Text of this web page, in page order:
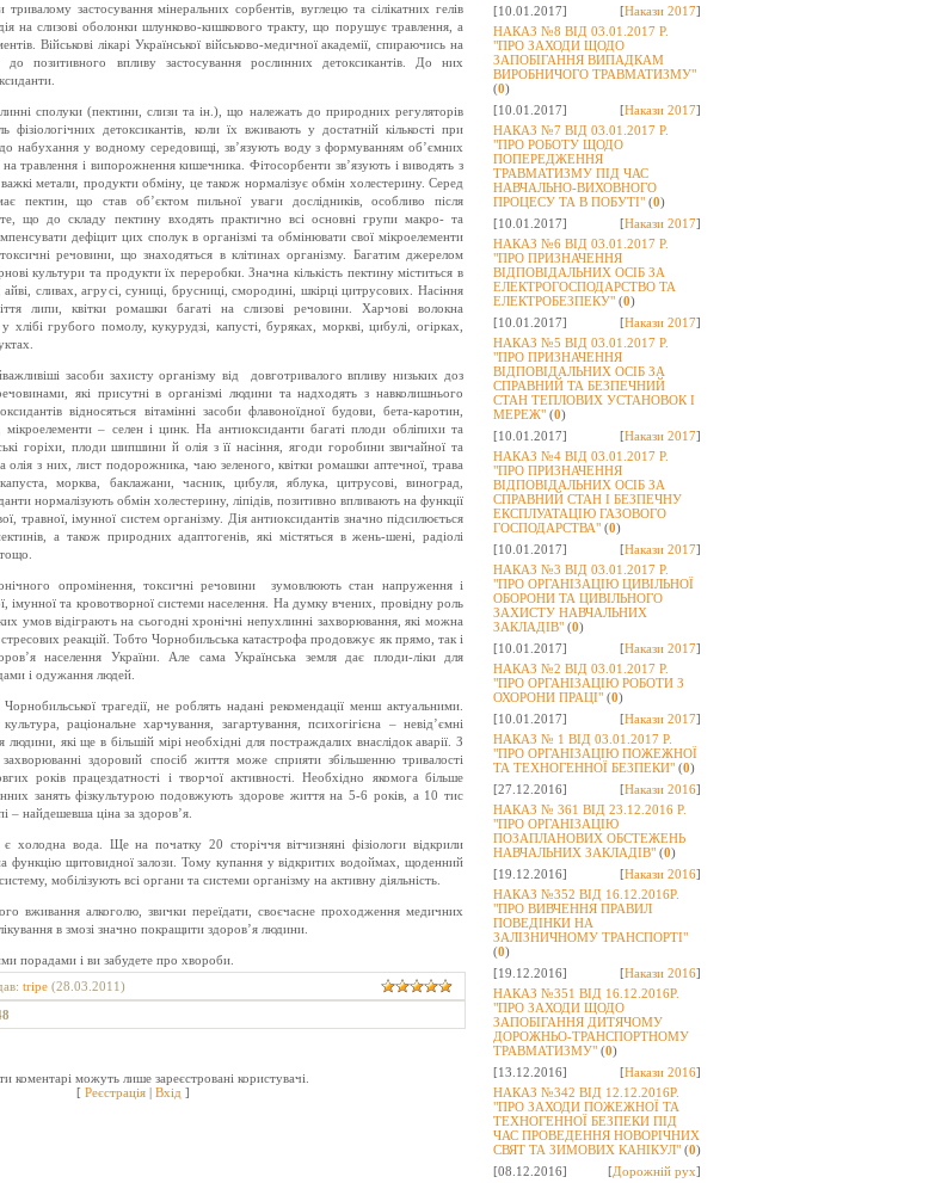
[10.01.2017]
[Накази 2017]
НАКАЗ №8 ВІД 03.01.2017 Р.
"ПРО ЗАХОДИ ЩОДО
ЗАПОБІГАННЯ ВИПАДКАМ
ВИРОБНИЧОГО ТРАВМАТИЗМУ"
(0)
[10.01.2017]
[Накази 2017]
НАКАЗ №7 ВІД 03.01.2017 Р.
"ПРО РОБОТУ ЩОДО
ПОПЕРЕДЖЕННЯ
ТРАВМАТИЗМУ ПІД ЧАС
НАВЧАЛЬНО-ВИХОВНОГО
ПРОЦЕСУ ТА В ПОБУТІ" (0)
[10.01.2017]
[Накази 2017]
НАКАЗ №6 ВІД 03.01.2017 Р.
"ПРО ПРИЗНАЧЕННЯ
ВІДПОВІДАЛЬНИХ ОСІБ ЗА
ЕЛЕКТРОГОСПОДАРСТВО ТА
ЕЛЕКТРОБЕЗПЕКУ" (0)
[10.01.2017]
[Накази 2017]
НАКАЗ №5 ВІД 03.01.2017 Р.
"ПРО ПРИЗНАЧЕННЯ
ВІДПОВІДАЛЬНИХ ОСІБ ЗА
СПРАВНИЙ ТА БЕЗПЕЧНИЙ
СТАН ТЕПЛОВИХ УСТАНОВОК І
МЕРЕЖ" (0)
[10.01.2017]
[Накази 2017]
НАКАЗ №4 ВІД 03.01.2017 Р.
"ПРО ПРИЗНАЧЕННЯ
ВІДПОВІДАЛЬНИХ ОСІБ ЗА
СПРАВНИЙ СТАН І БЕЗПЕЧНУ
ЕКСПЛУАТАЦІЮ ГАЗОВОГО
ГОСПОДАРСТВА" (0)
[10.01.2017]
[Накази 2017]
НАКАЗ №3 ВІД 03.01.2017 Р.
"ПРО ОРГАНІЗАЦІЮ ЦИВІЛЬНОЇ
ОБОРОНИ ТА ЦИВІЛЬНОГО
ЗАХИСТУ НАВЧАЛЬНИХ
ЗАКЛАДІВ" (0)
[10.01.2017]
[Накази 2017]
НАКАЗ №2 ВІД 03.01.2017 Р.
"ПРО ОРГАНІЗАЦІЮ РОБОТИ З
ОХОРОНИ ПРАЦІ" (0)
[10.01.2017]
[Накази 2017]
НАКАЗ № 1 ВІД 03.01.2017 Р.
"ПРО ОРГАНІЗАЦІЮ ПОЖЕЖНОЇ
ТА ТЕХНОГЕННОЇ БЕЗПЕКИ" (0)
[27.12.2016]
[Накази 2016]
НАКАЗ № 361 ВІД 23.12.2016 Р.
"ПРО ОРГАНІЗАЦІЮ
ПОЗАПЛАНОВИХ ОБСТЕЖЕНЬ
НАВЧАЛЬНИХ ЗАКЛАДІВ" (0)
[19.12.2016]
[Накази 2016]
НАКАЗ №352 ВІД 16.12.2016Р.
"ПРО ВИВЧЕННЯ ПРАВИЛ
ПОВЕДІНКИ НА
ЗАЛІЗНИЧНОМУ ТРАНСПОРТІ"
(0)
[19.12.2016]
[Накази 2016]
НАКАЗ №351 ВІД 16.12.2016Р.
"ПРО ЗАХОДИ ЩОДО
ЗАПОБІГАННЯ ДИТЯЧОМУ
ДОРОЖНЬО-ТРАНСПОРТНОМУ
ТРАВМАТИЗМУ" (0)
[13.12.2016]
[Накази 2016]
НАКАЗ №342 ВІД 12.12.2016Р.
"ПРО ЗАХОДИ ПОЖЕЖНОЇ ТА
ТЕХНОГЕННОЇ БЕЗПЕКИ ПІД
ЧАС ПРОВЕДЕННЯ НОВОРІЧНИХ
СВЯТ ТА ЗИМОВИХ КАНІКУЛ" (0)
[08.12.2016]
[Дорожній рух]
тривалому застосування мінеральних сорбентів, вуглецю та сілікатних гелів
на слизові оболонки шлунково-кишкового тракту, що порушує травлення, а
Військові лікарі Української військово-медичної академії, спираючись на
до позитивного впливу застосування рослинних детоксикантів. До них
сполуки (пектини, слизи та ін.), що належать до природних регуляторів
детоксикантів, коли їх вживають у достатній кількості при
набухання у водному середовищі, зв’язують воду з формуванням об’ємних
травлення і випорожнення кишечника. Фітосорбенти зв’язують і виводять з
метали, продукти обміну, це також нормалізує обмін холестерину. Серед
пектин, що став об’єктом пильної уваги дослідників, особливо після
те, що до складу пектину входять практично всі основні групи макро- та
дефіцит цих сполук в організмі та обмінювати свої мікроелементи
речовини, що знаходяться в клітинах організму. Багатим джерелом
культури та продукти їх переробки. Значна кількість пектину міститься в
сливах, агрусі, суниці, брусниці, смородині, шкірці цитрусових. Насіння
липи, квітки ромашки багаті на слизові речовини. Харчові волокна
хлібі грубого помолу, кукурудзі, капусті, буряках, моркві, цибулі, огірках,
засоби захисту організму від
довготривалого впливу низьких доз
які присутні в організмі людини та надходять з навколишнього
відносяться вітамінні засоби флавоноїдної будови, бета-каротин,
мікроелементи – селен і цинк. На антиоксиданти багаті плоди обліпихи та
горіхи, плоди шипшини й олія з її насіння, ягоди горобини звичайної та
олія з них, лист подорожника, чаю зеленого, квітки ромашки аптечної, трава
морква, баклажани, часник, цибуля, яблука, цитрусові, виноград,
нормалізують обмін холестерину, ліпідів, позитивно впливають на функції
травної, імунної систем організму. Дія антиоксидантів значно підсилюється
а також природних адаптогенів, які містяться в жень-шені, радіолі
опромінення, токсичні речовини
зумовлюють стан напруження і
імунної та кровотворної системи населення. На думку вчених, провідну роль
умов відіграють на сьогодні хронічні непухлинні захворювання, які можна
реакцій. Тобто Чорнобильська катастрофа продовжує як прямо, так і
населення України. Але сама Українська земля дає плоди-ліки для
і одужання людей.
трагедії, не роблять надані рекомендації менш актуальними.
раціональне харчування, загартування, психогігієна – невід’ємні
які ще в більшій мірі необхідні для постраждалих внаслідок аварії. З
здоровий спосіб життя може сприяти збільшенню тривалості
років працездатності і творчої активності. Необхідно якомога більше
занять фізкультурою подовжують здорове життя на 5-6 років, а 10 тис
– найдешевша ціна за здоров’я.
холодна вода. Ще на початку 20 сторіччя вітчизняні фізіологи відкрили
функцію щитовидної залози. Тому купання у відкритих водоймах, щоденний
мобілізують всі органи та системи організму на активну діяльність.
вживання алкоголю, звички переїдати, своєчасне проходження медичних
в змозі значно покращити здоров’я людини.
порадами і ви забудете про хвороби.
: tripe (28.03.2011)
коментарі можуть лише зареєстровані користувачі.
[ Реєстрація| Вхід ]